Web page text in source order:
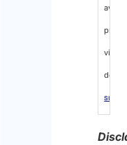
aver
preso
dell’
sul
dei